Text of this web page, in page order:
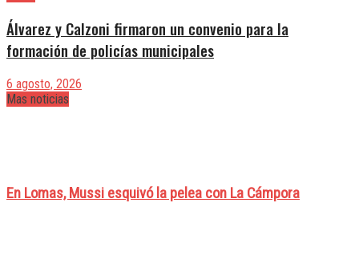
Álvarez y Calzoni firmaron un convenio para la
formación de policías municipales
6 agosto, 2026
Mas noticias
En Lomas, Mussi esquivó la pelea con La Cámpora